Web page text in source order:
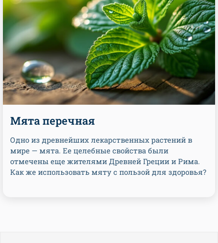
Мята перечная
Одно из древнейших лекарственных растений в
мире — мята. Ее целебные свойства были
отмечены еще жителями Древней Греции и Рима.
Как же использовать мяту с пользой для здоровья?